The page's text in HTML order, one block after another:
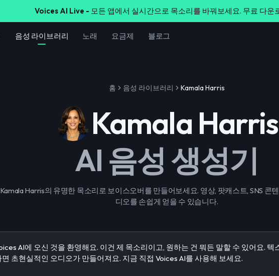
Voices AI Live - 모든 앱에서 실시간으로 목소리를 바꿔보세요. 무료 다
음성 라이브러리 노래 요금제 블로그
홈 음성 라이브러리 Kamala Harris
Kamala Harris
AI 음성 생성기
Kamala Harris의 유명한 목소리로 보이스오버를 만들어보세요. 영상, 팟캐스트, SNS 콘
디오를 손쉽게 얻을 수 있습니다.